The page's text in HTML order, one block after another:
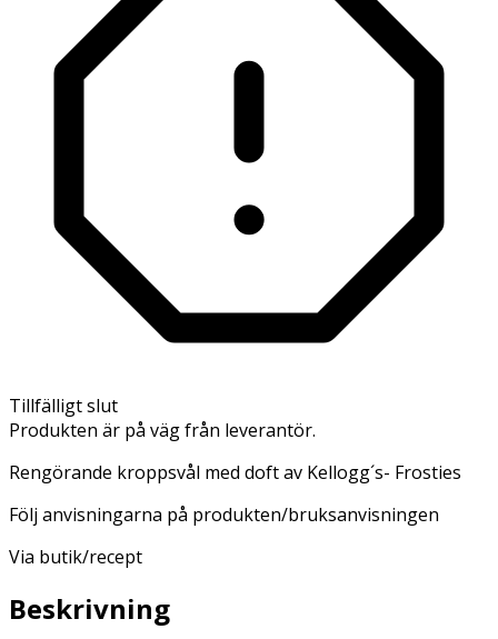
Tillfälligt slut
Produkten är på väg från leverantör.
Rengörande kroppsvål med doft av Kellogg´s- Frosties
Följ anvisningarna på produkten/bruksanvisningen
Via butik/recept
Beskrivning